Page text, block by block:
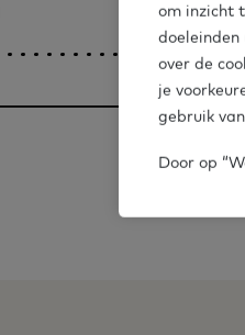
om inzicht
doeleinden
over de
je
gebruik
Door op